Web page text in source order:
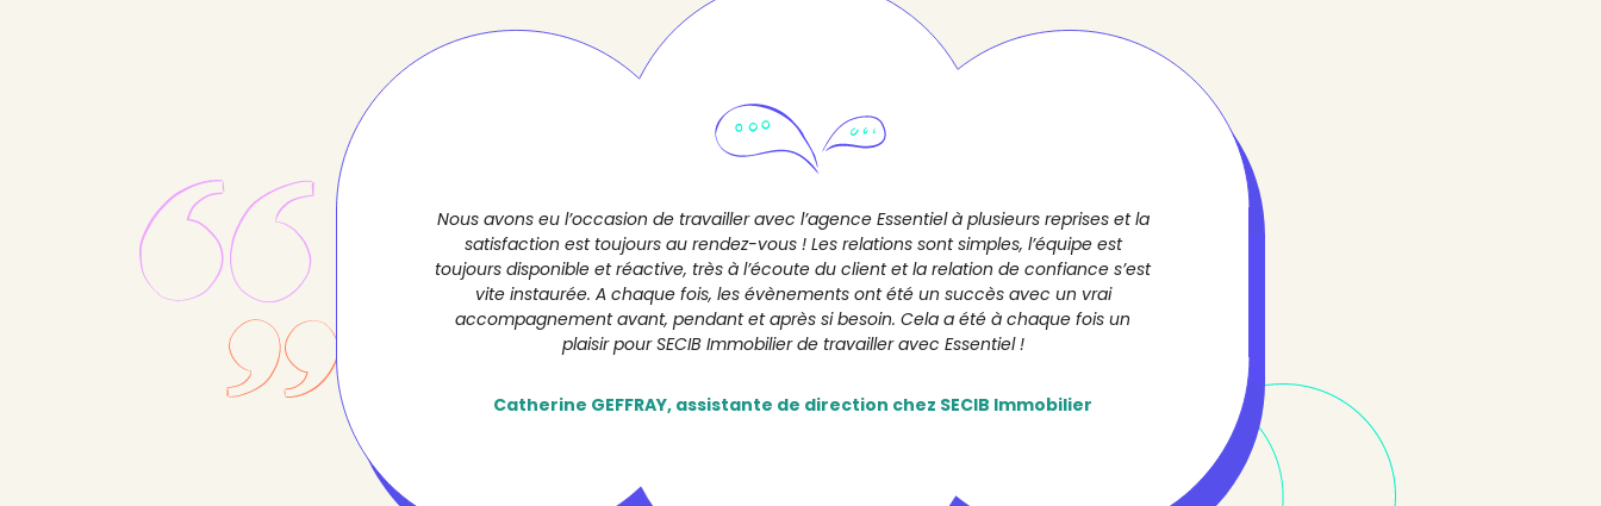
Nous avons eu l’occasion de travailler avec l’agence Essentiel à plusieurs reprises et la
satisfaction est toujours au rendez-vous ! Les relations sont simples, l’équipe est
toujours disponible et réactive, très à l’écoute du client et la relation de confiance s’est
vite instaurée. A chaque fois, les évènements ont été un succès avec un vrai
accompagnement avant, pendant et après si besoin. Cela a été à chaque fois un
plaisir pour SECIB Immobilier de travailler avec Essentiel !
Catherine GEFFRAY, assistante de direction chez SECIB Immobilier